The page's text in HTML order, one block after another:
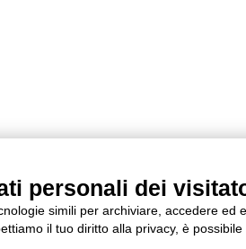
personali dei
simili per archiviare, accedere ed
il tuo diritto alla privacy, è